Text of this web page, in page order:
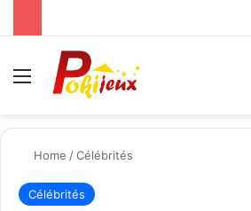
Menu
Home /Célébrités
Célébrités